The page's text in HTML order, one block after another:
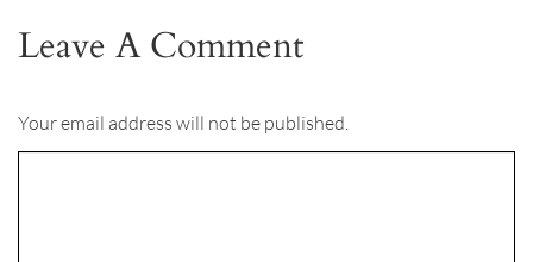
Leave A Comment
Your email address will not be published.